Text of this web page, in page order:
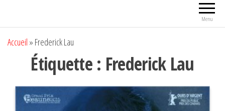
Menu
Accueil » Frederick Lau
Étiquette : Frederick Lau